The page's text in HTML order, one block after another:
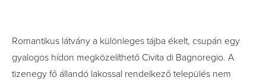
Romantikus látvány a különleges tájba ékelt, csupán egy
gyalogos hídon megközelíthető Civita di Bagnoregio. A
tizenegy fő állandó lakossal rendelkező település nem